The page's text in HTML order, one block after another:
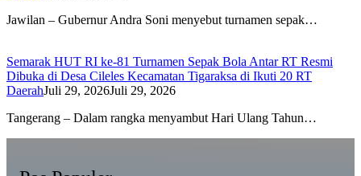
Jawilan – Gubernur Andra Soni menyebut turnamen sepak…
Semarak HUT RI ke-81 Turnamen Sepak Bola Antar RT Resmi
Dibuka di Desa Cileles Kecamatan Tigaraksa di Ikuti 20 RT
DaerahJuli 29, 2026Juli 29, 2026
Tangerang – Dalam rangka menyambut Hari Ulang Tahun…